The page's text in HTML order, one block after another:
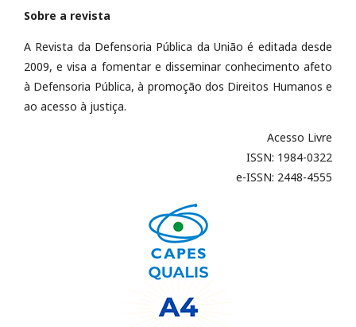
Sobre a revista
A Revista da Defensoria Pública da União é editada desde
2009, e visa a fomentar e disseminar conhecimento afeto
à Defensoria Pública, à promoção dos Direitos Humanos e
ao acesso à justiça.
Acesso Livre
ISSN: 1984-0322
e-ISSN: 2448-4555